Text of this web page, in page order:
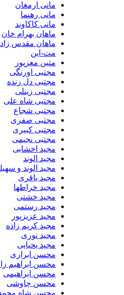
مانی ارمغان
مانی رهنما
مانی کاکاوند
ماهان بهرام خان
ماهان مقدس زاده
مت-این
متین معزپور
مجتبی اورنگی
مجتبی دل زنده
مجتبی زینلی
مجتبی شاه علی
مجتبی شجاع
مجتبی صفری
مجتبی کبیری
مجتبی نجیمی
مجید اخشابی
مجید الوند‎
مجید الوند و سهیل صداقت
مجید باقری
مجید خراطها
مجید خشتی
مجید رستمی
مجید عزیزپور
مجید کریم زاده
مجید نوری
مجید یحیایی
محسن ابراری
محسن ابراهیم زاده
محسن ابراهیمی
محسن چاوشی
محسن شاه محمدی